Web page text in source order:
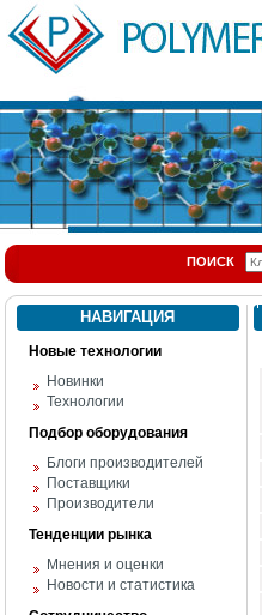
ПОИСК
НАВИГАЦИЯ
Новые технологии
Новинки
Технологии
Подбор оборудования
Блоги производителей
Поставщики
Производители
Тенденции рынка
Мнения и оценки
Новости и статистика